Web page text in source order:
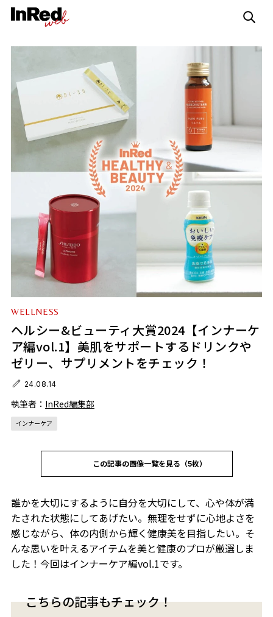
WELLNESS
ヘルシー&ビューティ大賞2024【インナーケ
ア編vol.1】美肌をサポートするドリンクや
ゼリー、サプリメントをチェック！
24.08.14
執筆者： InRed編集部
インナーケア
この記事の画像一覧を見る（5枚）
誰かを大切にするように自分を大切にして、心や体が満
たされた状態にしてあげたい。無理をせずに心地よさを
感じながら、体の内側から輝く健康美を目指したい。そ
んな思いを叶えるアイテムを美と健康のプロが厳選しま
した！今回はインナーケア編vol.1です。
こちらの記事もチェック！